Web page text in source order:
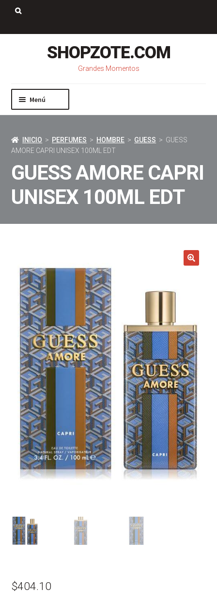
Saltar
navegación
Ir
contenido
SHOPZOTE.COM
Grandes Momentos
Menú
Mi cuenta
Pago
Contacto
INICIO > PERFUMES > HOMBRE > GUESS > GUESS
AMORE CAPRI UNISEX 100ML EDT
GUESS AMORE CAPRI
UNISEX 100ML EDT
$404.10